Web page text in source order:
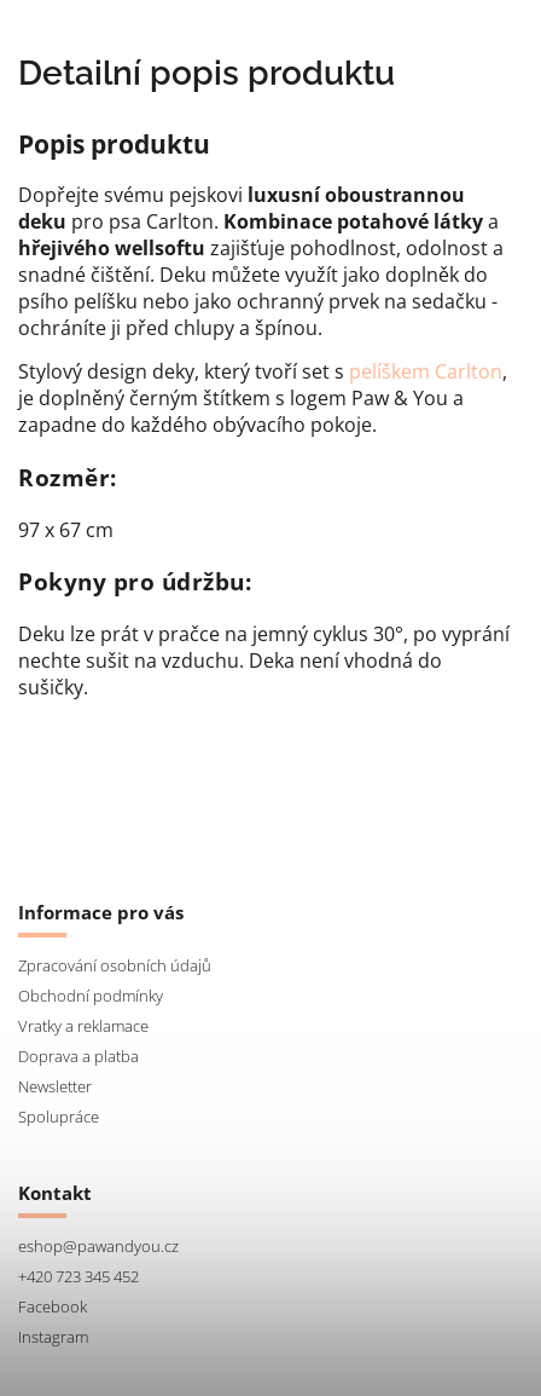
Detailní popis produktu
Popis produktu
Dopřejte svému pejskovi luxusní oboustrannou
deku pro psa Carlton. Kombinace potahové látkya
hřejivého wellsoftu zajišťuje pohodlnost, odolnost a
snadné čištění. Deku můžete využít jako doplněk do
psího pelíšku nebo jako ochranný prvek na sedačku -
ochráníte ji před chlupy a špínou.
Stylový design deky, který tvoří set s pelíškem Carlton,
je doplněný černým štítkem s logem Paw & You a
zapadne do každého obývacího pokoje.
Rozměr:
97 x 67 cm
Pokyny pro údržbu:
Deku lze prát v pračce na jemný cyklus 30°, po vyprání
nechte sušit na vzduchu. Deka není vhodná do
sušičky.
Informace pro vás
Zpracování osobních údajů
Obchodní podmínky
Vratky a reklamace
Doprava a platba
Newsletter
Spolupráce
Kontakt
eshop@pawandyou.cz
+420 723 345 452
Facebook
Instagram